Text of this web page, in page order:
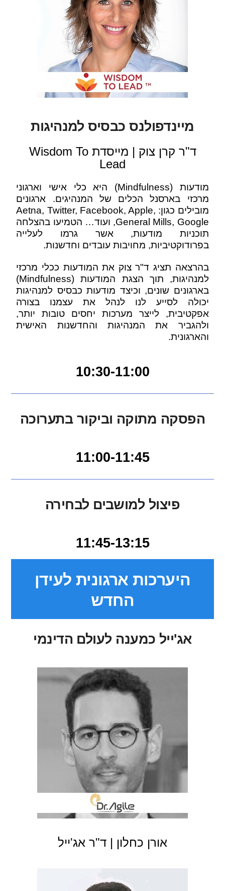
מיינדפולנס כבסיס למנהיגות
ד"ר קרן צוק | מייסדת Wisdom To
Lead
מודעות (Mindfulness) היא כלי אישי וארגוני
מרכזי בארסנל הכלים של המנהיגים. ארגונים
מובילים כגון: Aetna, Twitter, Facebook, Apple,
General Mills, Google, ועוד… הטמיעו בהצלחה
תוכניות מודעות, אשר גרמו לעלייה
בפרודוקטיביות, מחויבות עובדים וחדשנות.
בהרצאה תציג ד"ר צוק את המודעות ככלי מרכזי
למנהיגות, תוך הצגת המודעות (Mindfulness)
בארגונים שונים, וכיצד מודעות כבסיס למנהיגות
יכולה לסייע לנו לנהל את עצמנו בצורה
אפקטיבית, לייצר מערכות יחסים טובות יותר,
ולהגביר את המנהיגות והחדשנות האישית
והארגונית.
10:30-11:00
הפסקה מתוקה וביקור בתערוכה
11:00-11:45
פיצול למושבים לבחירה
11:45-13:15
היערכות ארגונית לעידן
החדש
אג'ייל כמענה לעולם הדינמי
אורן כחלון | ד"ר אג'ייל